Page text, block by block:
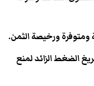
ورخيصة الثمن.
الضغط الزائد لمنع